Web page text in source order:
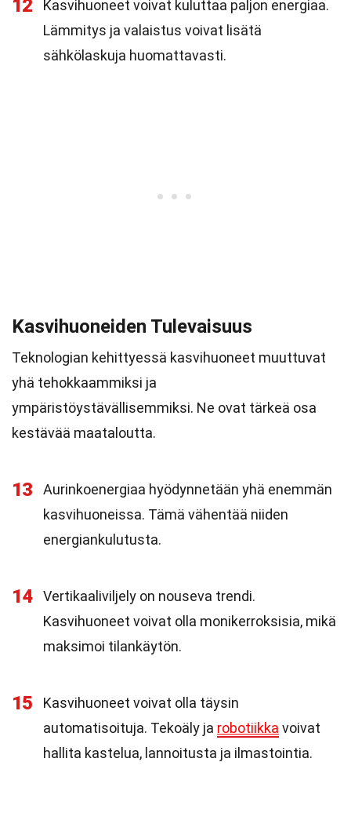
12
Kasvihuoneet voivat kuluttaa paljon energiaa.
Lämmitys ja valaistus voivat lisätä
sähkölaskuja huomattavasti.
Kasvihuoneiden Tulevaisuus
Teknologian kehittyessä kasvihuoneet muuttuvat
yhä tehokkaammiksi ja
ympäristöystävällisemmiksi. Ne ovat tärkeä osa
kestävää maataloutta.
13
Aurinkoenergiaa hyödynnetään yhä enemmän
kasvihuoneissa. Tämä vähentää niiden
energiankulutusta.
14
Vertikaaliviljely on nouseva trendi.
Kasvihuoneet voivat olla monikerroksisia, mikä
maksimoi tilankäytön.
15
Kasvihuoneet voivat olla täysin
automatisoituja. Tekoäly ja robotiikka voivat
hallita kastelua, lannoitusta ja ilmastointia.